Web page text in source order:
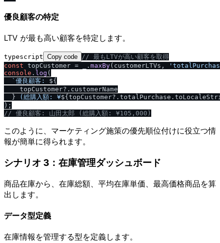
優良顧客の特定
LTV が最も高い顧客を特定します。
typescript Copy code // 最もLTVが高い顧客を取得
const topCustomer = _. maxBy(customerLTVs,
console . log (
`優良顧客: ${
    topCustomer?.customerName
  }
(総購入額: ¥
// 優良顧客: 山田太郎 (総購入額: ¥105,000)
このように、マーケティング施策の優先順位付けに役立つ情
報が簡単に得られます。
シナリオ 3：在庫管理ダッシュボード
商品在庫から、在庫総額、平均在庫単価、最高価格商品を算
出します。
データ型定義
在庫情報を管理する型を定義します。